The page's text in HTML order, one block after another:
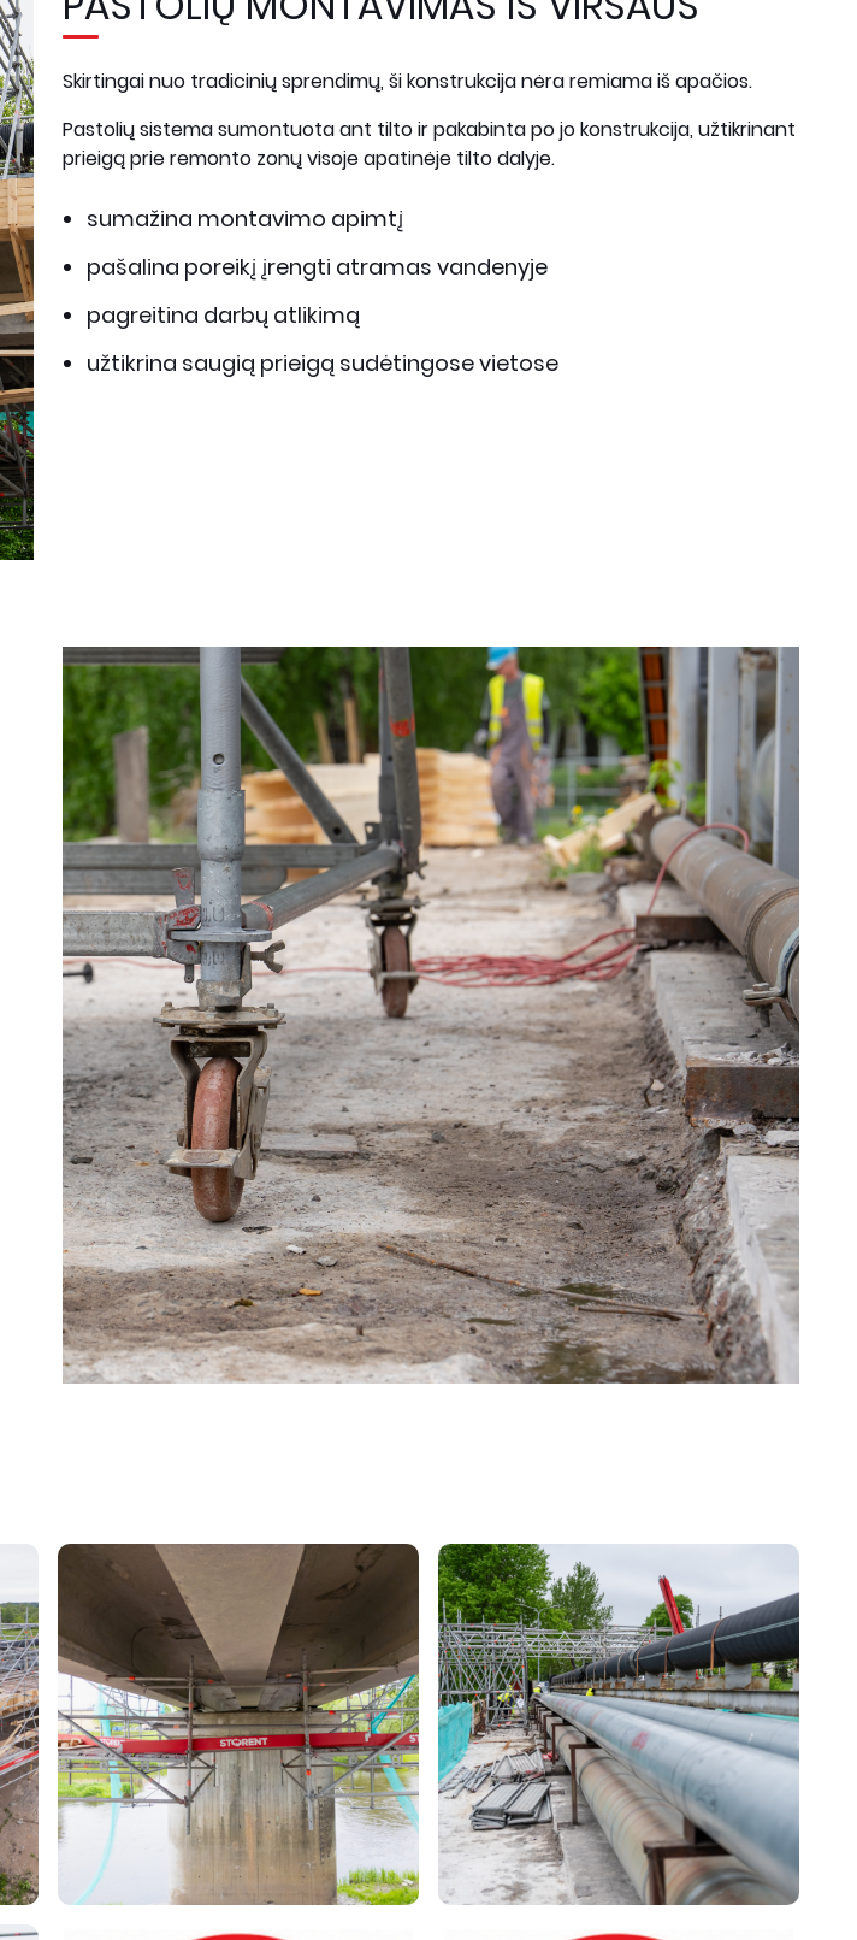
Skirtingai nuo tradicinių sprendimų, ši konstrukcija nėra remiama iš apačios.
Pastolių sistema sumontuota ant tilto ir pakabinta po jo konstrukcija, užtikrinant
prieigą prie remonto zonų visoje apatinėje tilto dalyje.
sumažina montavimo apimtį
pašalina poreikį įrengti atramas vandenyje
pagreitina darbų atlikimą
užtikrina saugią prieigą sudėtingose vietose